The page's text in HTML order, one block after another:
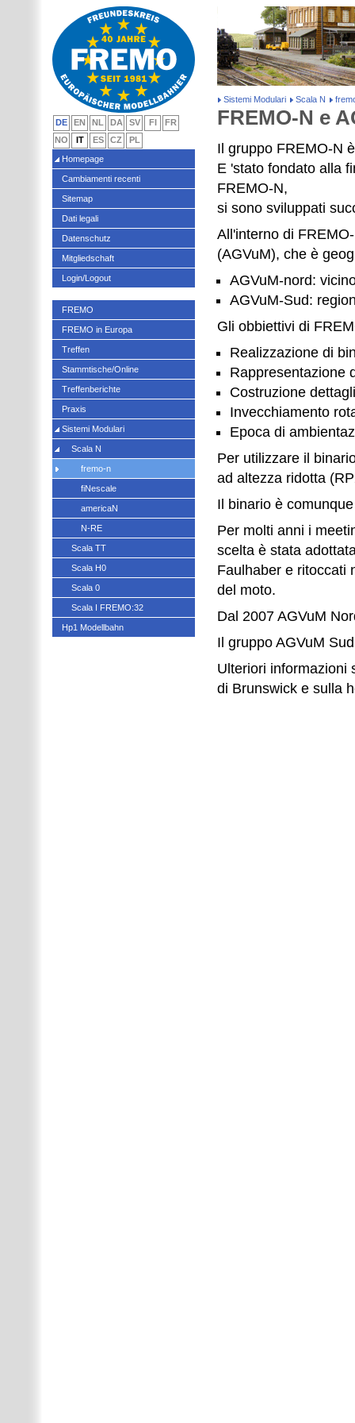
Sistemi Modulari Scala N
FREMO-N e
Il gruppo FREMO-N
E 'stato fondato alla
FREMO-N,
si sono sviluppati
All'interno di
(AGVuM), che è
AGVuM-nord:
AGVuM-Sud:
Gli obbiettivi di
Realizzazione di
Rappresentazione
Costruzione
Invecchiamento
Epoca di
Per utilizzare il
ad altezza ridotta
Il binario è
Per molti anni i
scelta è stata
Faulhaber e ritoccati
del moto.
Dal 2007 AGVuM
Il gruppo AGVuM
Ulteriori informazioni
di Brunswick e sulla
DE EN NL DA SV FI
FR
NO
IT ES CZ
PL
Homepage
Cambiamenti recenti
Sitemap
Dati legali
Datenschutz
Mitgliedschaft
Login/Logout
FREMO
FREMO in Europa
Treffen
Stammtische/Online
Treffenberichte
Praxis
Sistemi Modulari
Scala N
fremo-n
fiNescale
americaN
N-RE
Scala TT
Scala H0
Scala 0
Scala I FREMO:32
Hp1 Modellbahn